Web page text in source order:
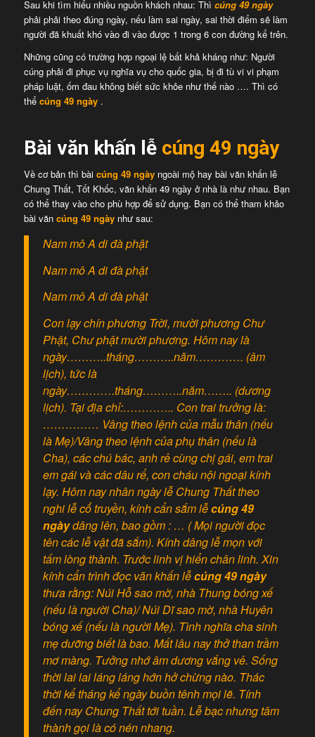
Sau khi tìm hiểu nhiều nguồn khách nhau: Thì cúng 49 ngày
phải phải theo đúng ngày, nếu làm sai ngày, sai thời điểm sẽ làm
người đã khuất khó vào đi vào được 1 trong 6 con đường kể trên.
Những cũng có trường hợp ngoại lệ bất khả kháng như: Người
cúng phải đi phục vụ nghĩa vụ cho quốc gia, bị đi tù vi vi phạm
pháp luật, ốm đau không biết sức khỏe như thế nào …. Thì có
thể cúng 49 ngày .
Bài văn khấn lễ cúng 49 ngày
Về cơ bản thì bài cúng 49 ngày ngoài mộ hay bài văn khấn lễ
Chung Thất, Tốt Khốc, văn khấn 49 ngày ở nhà là như nhau. Bạn
có thể thay vào cho phù hợp để sử dụng. Bạn có thể tham khảo
bài văn cúng 49 ngày như sau:
Nam mô A di đà phật
Nam mô A di đà phật
Nam mô A di đà phật
Con lạy chín phương Trời, mười phương Chư
Phật, Chư phật mười phương. Hôm nay là
ngày………..tháng………..năm…………. (âm
lịch), tức là
ngày………….tháng………..năm…….. (dương
lịch). Tại địa chỉ:………….. Con trai trưởng là:
…………… Vâng theo lệnh của mẫu thân (nếu
là Mẹ)/Vâng theo lệnh của phụ thân (nếu là
Cha), các chú bác, anh rẻ cùng chị gái, em trai
em gái và các dâu rể, con cháu nội ngoại kính
lạy. Hôm nay nhân ngày lễ Chung Thất theo
nghi lễ cổ truyền, kính cẩn sắm lễcúng 49
ngàydâng lên, bao gồm : … ( Mọi người đọc
tên các lễ vật đã sắm). Kính dâng lễ mọn với
tấm lòng thành. Trước linh vị hiển chân linh. Xin
kính cẩn trình đọc văn khấn lễcúng 49 ngày
thưa rằng: Núi Hỗ sao mờ, nhà Thung bóng xế
(nếu là người Cha)/ Núi Dĩ sao mờ, nhà Huyên
bóng xế (nếu là người Mẹ). Tình nghĩa cha sinh
mẹ dưỡng biết là bao. Mất lâu nay thở than trầm
mơ màng. Tưởng nhớ âm dương vắng vẻ. Sống
thời lai lai láng láng hớn hở chừng nào. Thác
thời kể tháng kể ngày buồn tênh mọi lẽ. Tính
đến nay Chung Thất tới tuần. Lễ bạc nhưng tâm
thành gọi là có nén nhang.